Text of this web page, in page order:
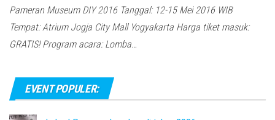
Pameran Museum DIY 2016 Tanggal: 12-15 Mei 2016 WIB
Tempat: Atrium Jogja City Mall Yogyakarta Harga tiket masuk:
GRATIS! Program acara: Lomba…
EVENT POPULER: